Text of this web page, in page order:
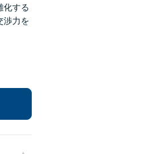
化する
渉力を